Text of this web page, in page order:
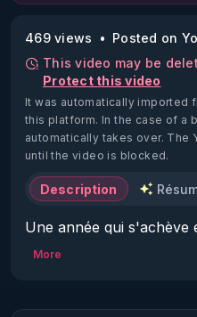
469 views
Posted on
This video may be
Protect this video
It was automatically imported
this platform. In the case of a
automatically takes over. The
until the video is blocked.
Description
Une année qui s'achève
recommence c'est
Alex à la caméra et moi
More